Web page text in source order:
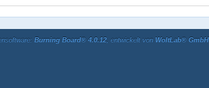
Burning Board® 4.0.12, entwickelt von WoltLab® GmbH